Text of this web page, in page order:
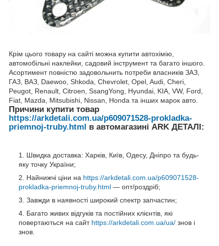
Крім цього товару на сайті можна купити автохімію,
автомобільні наклейки, садовий інструмент та багато іншого.
Асортимент повністю задовольнить потреби власників ЗАЗ,
ГАЗ, ВАЗ, Daewoo, Shkoda, Chevrolet, Opel, Audi, Cheri,
Peugot, Renault, Citroen, SsangYong, Hyundai, KIA, VW, Ford,
Fiat, Mazda, Mitsubishi, Nissan, Honda та інших марок авто.
Причини купити товар
https://arkdetali.com.ua/p609071528-prokladka-
priemnoj-truby.html в автомагазині ARK ДЕТАЛІ:
Швидка доставка: Харків, Київ, Одесу, Дніпро та будь-
яку точку України;
Найнижчі ціни на https://arkdetali.com.ua/p609071528-
prokladka-priemnoj-truby.html — опт/роздріб;
Завжди в наявності широкий спектр запчастин;
Багато живих відгуків та постійних клієнтів, які
повертаються на сайт https://arkdetali.com.ua/ua/ знов і
знов.